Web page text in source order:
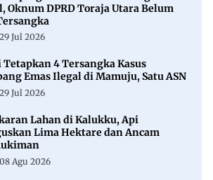
Oknum DPRD Toraja Utara Belum
29 Jul 2026
Tetapkan 4 Tersangka Kasus
Emas Ilegal di Mamuju, Satu ASN
29 Jul 2026
Lahan di Kalukku, Api
Lima Hektare dan Ancam
08 Agu 2026